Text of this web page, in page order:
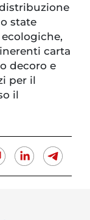
state
carta
decoro e
per il
il